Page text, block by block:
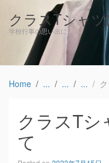
クラスTシャ
学校行事の思い出に
Home ク
クラスTシ
て